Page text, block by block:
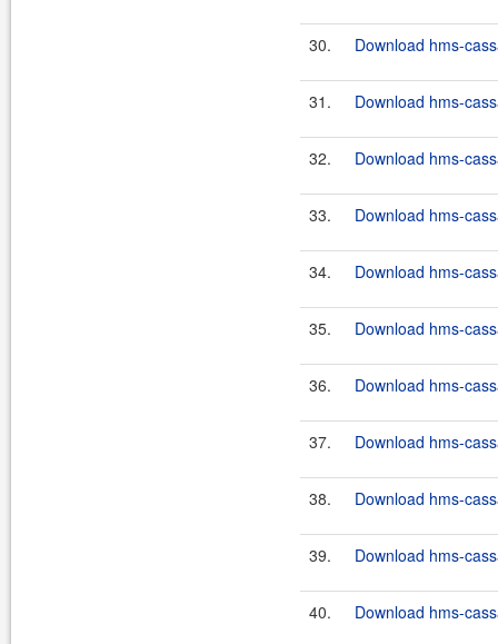
30. Download hms-
31. Download hms-
32. Download hms-
33. Download hms-
34. Download hms-
35. Download hms-
36. Download hms-
37. Download hms-
38. Download hms-
39. Download hms-
40. Download hms-